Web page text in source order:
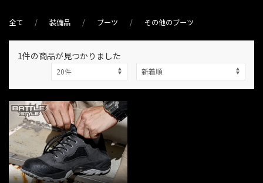
全て 装備品 ブーツ その他のブーツ
1件の商品が見つかりました